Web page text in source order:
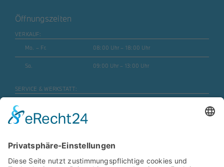
Öffnungszeiten
VERKAUF:
Mo. – Fr.
08:00 Uhr – 18:00 Uhr
Sa. 09:00 Uhr – 13:00 Uhr
SERVICE & WERKSTATT:
Mo. – Fr. (Motorrad)
ERSATZTEILE & ZUBEHÖR: